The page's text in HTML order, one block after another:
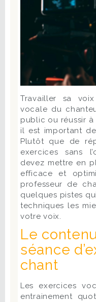
Travailler sa
vocale du
public ou réussir à
il est important
Plutôt que de
exercices sans
devez mettre en
efficace et
professeur de
quelques pistes
techniques les
votre voix.
Le
séance
chant
Les exercices
entrainement